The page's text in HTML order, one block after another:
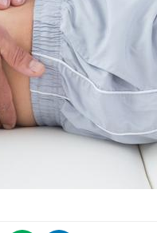
votre ventre
premiers
vacances ?
:
risque de
t-il ?